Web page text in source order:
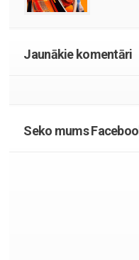
Jaunākie komentāri
Seko mums